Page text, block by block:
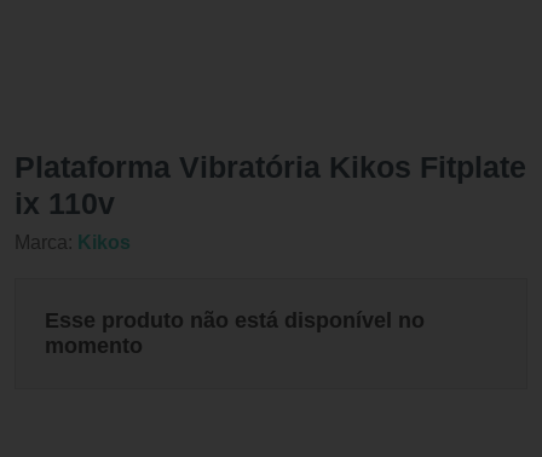
Plataforma Vibratória Kikos Fitplate
ix 110v
Marca: Kikos
Esse produto não está disponível no
momento